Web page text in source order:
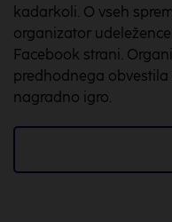
kadarkoli. O vseh
organizator
Facebook strani.
predhodnega
nagradno igro.